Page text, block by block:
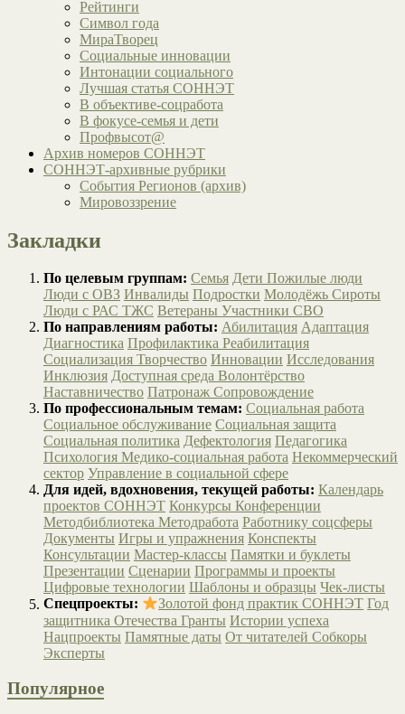
Рейтинги
Символ года
МираТворец
Социальные инновации
Интонации социального
Лучшая статья СОННЭТ
В объективе-соцработа
В фокусе-семья и дети
Профвысот@
Архив номеров СОННЭТ
СОННЭТ-архивные рубрики
События Регионов (архив)
Мировоззрение
Закладки
По целевым группам: Семья Дети Пожилые люди
Люди с ОВЗ Инвалиды Подростки Молодёжь Сироты
Люди с РАС ТЖС Ветераны Участники СВО
По направлениям работы: Абилитация Адаптация
Диагностика Профилактика Реабилитация
Социализация Творчество Инновации Исследования
Инклюзия Доступная среда Волонтёрство
Наставничество Патронаж Сопровождение
По профессиональным темам: Социальная работа
Социальное обслуживание Социальная защита
Социальная политика Дефектология Педагогика
Психология Медико-социальная работа Некоммерческий
сектор Управление в социальной сфере
Для идей, вдохновения, текущей работы: Календарь
проектов СОННЭТ Конкурсы Конференции
Методбиблиотека Методработа Работнику соцсферы
Документы Игры и упражнения Конспекты
Консультации Мастер-классы Памятки и буклеты
Презентации Сценарии Программы и проекты
Цифровые технологии Шаблоны и образцы Чек-листы
Спецпроекты:
Золотой фонд практик СОННЭТ Год
защитника Отечества Гранты Истории успеха
Нацпроекты Памятные даты От читателей Собкоры
Эксперты
Популярное